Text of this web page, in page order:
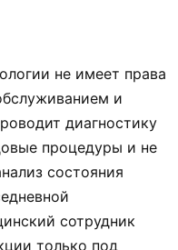
не имеет права
и
диагностику
процедуры и не
состояния
сотрудник
только под